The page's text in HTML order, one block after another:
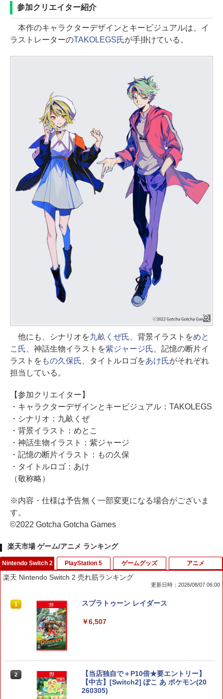
参加クリエイター紹介
本作のキャラクターデザインとキービジュアルは、イ
ラストレーターのTAKOLEGS氏が手掛けている。
他にも、シナリオを九畝くぜ氏 、背景イラストをめと
こ氏 、神話生物イラストを紫ジャージ氏 、記憶の断片イ
ラストを もの久保氏 、タイトルロゴをあけ氏がそれぞれ
担当している。
【参加クリエイター】
・キャラクターデザインとキービジュアル：TAKOLEGS
・シナリオ：九畝くぜ
・背景イラスト：めとこ
・神話生物イラスト：紫ジャージ
・記憶の断片イラスト：もの久保
・タイトルロゴ：あけ
（敬称略）
※内容・仕様は予告無く一部変更になる場合がございま
す。
©2022 Gotcha Gotcha Games
楽天市場 ゲーム/アニメ ランキング
Nintendo Switch 2
楽天 Nintendo Switch 2 売れ筋ランキング
更新日時：2026/08/07 06:00
1 スプラトゥーン レイダース
￥6,507
2
【当店独自で＋P10倍★要エントリー】
【中古】[Switch2] ぽこ あ ポケモン(20
260305)
PlayStation 5 ゲームグッズ アニメ